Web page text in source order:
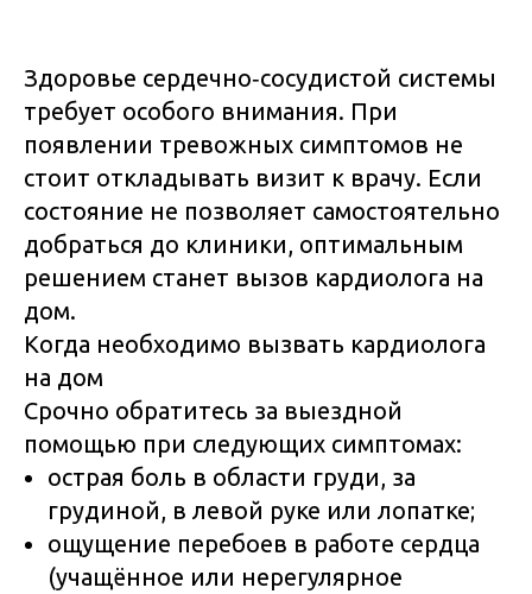
Здоровье сердечно‑сосудистой системы
требует особого внимания. При
появлении тревожных симптомов не
стоит откладывать визит к врачу. Если
состояние не позволяет самостоятельно
добраться до клиники, оптимальным
решением станет вызов кардиолога на
дом.
Когда необходимо вызвать кардиолога
на дом
Срочно обратитесь за выездной
помощью при следующих симптомах:
острая боль в области груди, за
грудиной, в левой руке или лопатке;
ощущение перебоев в работе сердца
(учащённое или нерегулярное